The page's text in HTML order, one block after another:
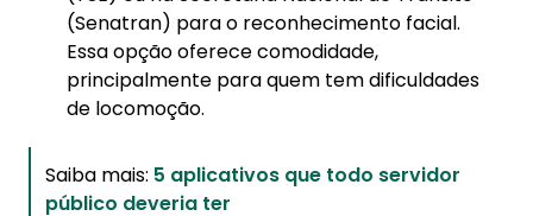
(Senatran) para o reconhecimento facial.
Essa opção oferece comodidade,
principalmente para quem tem dificuldades
de locomoção.
Saiba mais: 5 aplicativos que todo servidor
público deveria ter